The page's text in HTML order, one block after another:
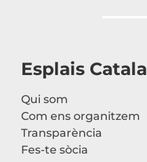
Esplais
Qui som
Com ens organitzem
Transparència
Fes-te sòcia